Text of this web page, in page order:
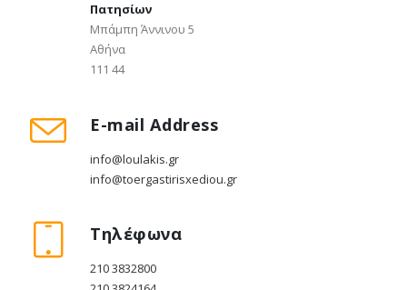
Πατησίων
Μπάμπη Άννινου 5
Αθήνα
111 44
E-mail Address
info@loulakis.gr
info@toergastirisxediou.gr
Τηλέφωνα
210 3832800